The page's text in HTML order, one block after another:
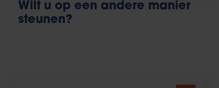
Wilt u op een andere manier
steunen?